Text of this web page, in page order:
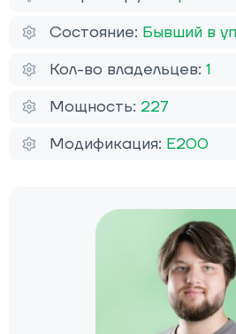
Состояние: Бывший в
Кол-во владельцев: 1
Мощность: 227
Модификация: E200